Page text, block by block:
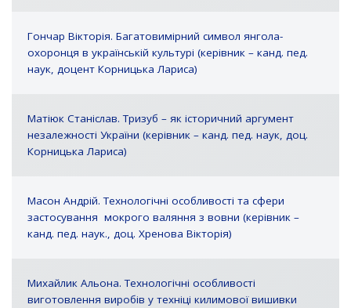
Гончар Вікторія. Багатовимірний символ янгола-
охоронця в українській культурі (керівник – канд. пед.
наук, доцент Корницька Лариса)
Матіюк Станіслав. Тризуб – як історичний аргумент
незалежності України (керівник – канд. пед. наук, доц.
Корницька Лариса)
Масон Андрій. Технологічні особливості та сфери
застосування мокрого валяння з вовни (керівник –
канд. пед. наук., доц. Хренова Вікторія)
Михайлик Альона. Технологічні особливості
виготовлення виробів у техніці килимової вишивки